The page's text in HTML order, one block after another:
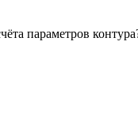
параметров